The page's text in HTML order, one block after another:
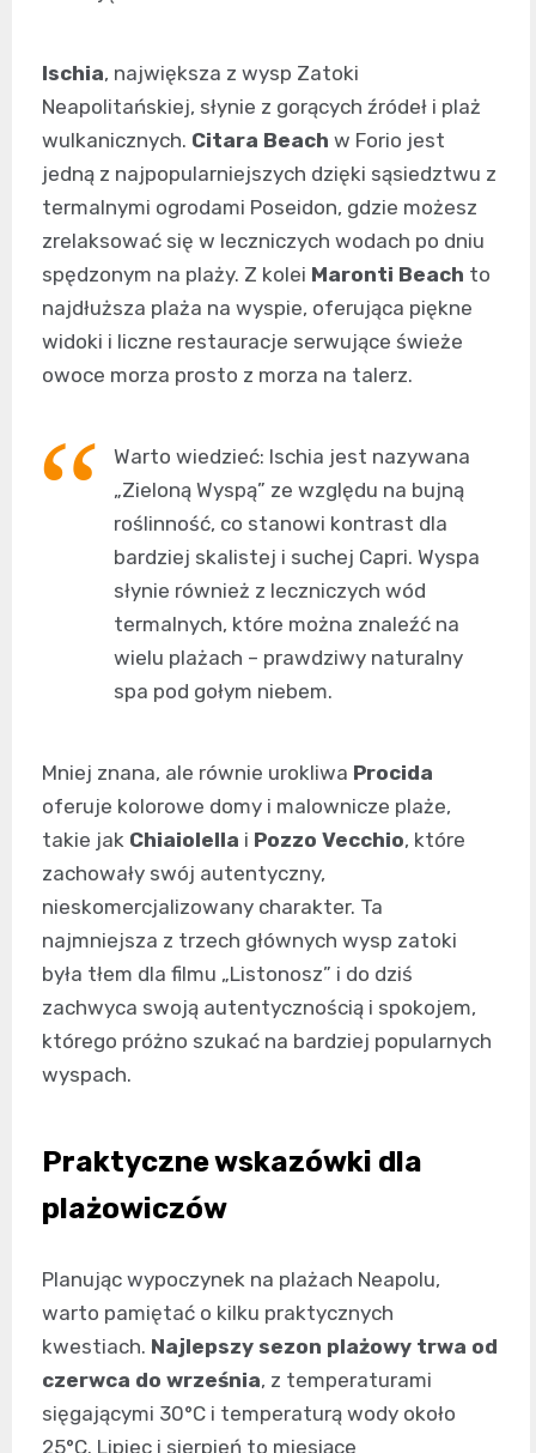
Ischia, największa z wysp Zatoki
Neapolitańskiej, słynie z gorących źródeł i plaż
wulkanicznych. Citara Beach w Forio jest
jedną z najpopularniejszych dzięki sąsiedztwu z
termalnymi ogrodami Poseidon, gdzie możesz
zrelaksować się w leczniczych wodach po dniu
spędzonym na plaży. Z kolei Maronti Beach to
najdłuższa plaża na wyspie, oferująca piękne
widoki i liczne restauracje serwujące świeże
owoce morza prosto z morza na talerz.
Warto wiedzieć: Ischia jest nazywana
„Zieloną Wyspą” ze względu na bujną
roślinność, co stanowi kontrast dla
bardziej skalistej i suchej Capri. Wyspa
słynie również z leczniczych wód
termalnych, które można znaleźć na
wielu plażach – prawdziwy naturalny
spa pod gołym niebem.
Mniej znana, ale równie urokliwa Procida
oferuje kolorowe domy i malownicze plaże,
takie jak Chiaiolella i Pozzo Vecchio, które
zachowały swój autentyczny,
nieskomercjalizowany charakter. Ta
najmniejsza z trzech głównych wysp zatoki
była tłem dla filmu „Listonosz” i do dziś
zachwyca swoją autentycznością i spokojem,
którego próżno szukać na bardziej popularnych
wyspach.
Praktyczne wskazówki dla
plażowiczów
Planując wypoczynek na plażach Neapolu,
warto pamiętać o kilku praktycznych
kwestiach. Najlepszy sezon plażowy trwa od
czerwca do września, z temperaturami
sięgającymi 30°C i temperaturą wody około
25°C. Lipiec i sierpień to miesiące